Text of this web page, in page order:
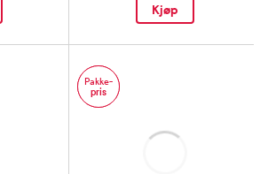
Kjøp
Pakke-
pris